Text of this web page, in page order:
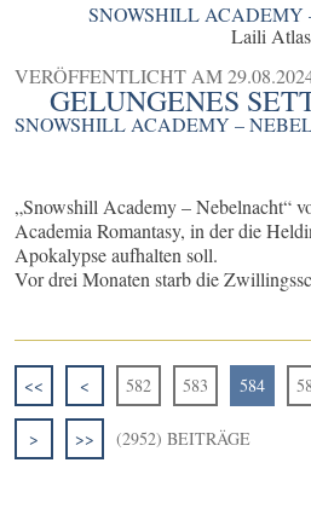
SNOWSHILL ACADEMY
Laili Atlas
VERÖFFENTLICHT AM
GELUNGENES
SNOWSHILL ACADEMY –
„Snowshill Academy – Nebelnacht“
Academia Romantasy, in der die
Apokalypse aufhalten soll.
Vor drei Monaten starb die
<< < 582 583 584
> >> (2952) BEITRÄGE